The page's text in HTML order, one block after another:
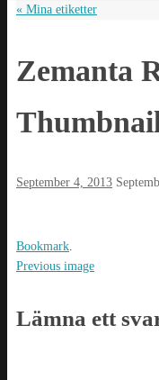
« Mina etiketter
Zemanta
September 4, 2013
Bookmark
Previous image
Lämna ett